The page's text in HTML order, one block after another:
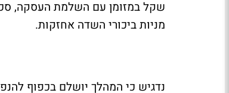
מניות ביכורי השדה אחזקות.